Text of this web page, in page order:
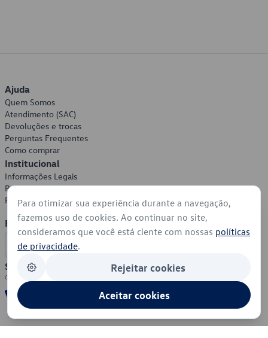
Ajuda
Quem Somos
Atendimento (SAC)
Devoluções e trocas
Perguntas Frequentes
Como comprar
Institucional
Informações Legais
Política de Privacidade
Política de Cookies
Formas de Pagamento
Segurança
Para otimizar sua experiência durante a navegação,
fazemos uso de cookies. Ao continuar no site,
consideramos que você está ciente com nossas políticas
de privacidade.
Rejeitar cookies
Aceitar cookies